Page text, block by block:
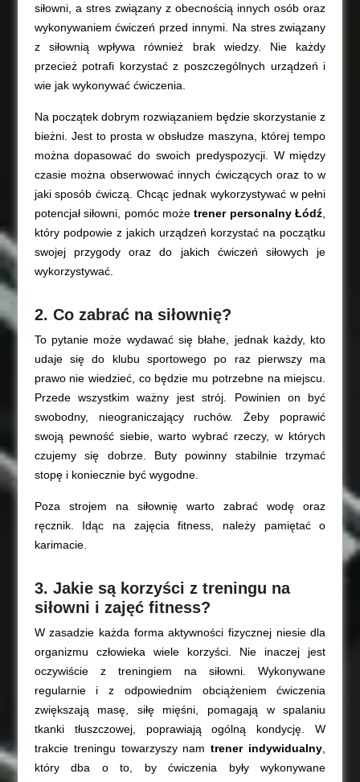
siłowni, a stres związany z obecnością innych osób oraz
wykonywaniem ćwiczeń przed innymi. Na stres związany
z siłownią wpływa również brak wiedzy. Nie każdy
przecież potrafi korzystać z poszczególnych urządzeń i
wie jak wykonywać ćwiczenia.
Na początek dobrym rozwiązaniem będzie skorzystanie z
bieżni. Jest to prosta w obsłudze maszyna, której tempo
można dopasować do swoich predyspozycji. W między
czasie można obserwować innych ćwiczących oraz to w
jaki sposób ćwiczą. Chcąc jednak wykorzystywać w pełni
potencjał siłowni, pomóc możetrener personalny Łódź
który podpowie z jakich urządzeń korzystać na początku
swojej przygody oraz do jakich ćwiczeń siłowych je
wykorzystywać.
2. Co zabrać na siłownię?
To pytanie może wydawać się błahe, jednak każdy, kto
udaje się do klubu sportowego po raz pierwszy ma
prawo nie wiedzieć, co będzie mu potrzebne na miejscu.
Przede wszystkim ważny jest strój. Powinien on być
swobodny, nieograniczający ruchów. Żeby poprawić
swoją pewność siebie, warto wybrać rzeczy, w których
czujemy się dobrze. Buty powinny stabilnie trzymać
stopę i koniecznie być wygodne.
Poza strojem na siłownię warto zabrać wodę oraz
ręcznik. Idąc na zajęcia fitness, należy pamiętać o
karimacie.
3. Jakie są korzyści z treningu na
siłowni i zajęć fitness?
W zasadzie każda forma aktywności fizycznej niesie dla
organizmu człowieka wiele korzyści. Nie inaczej jest
oczywiście z treningiem na siłowni. Wykonywane
regularnie i z odpowiednim obciążeniem ćwiczenia
zwiększają masę, siłę mięśni, pomagają w spalaniu
tkanki tłuszczowej, poprawiają ogólną kondycję. W
trakcie treningu towarzyszy namtrener indywidualny
który dba o to, by ćwiczenia były wykonywane